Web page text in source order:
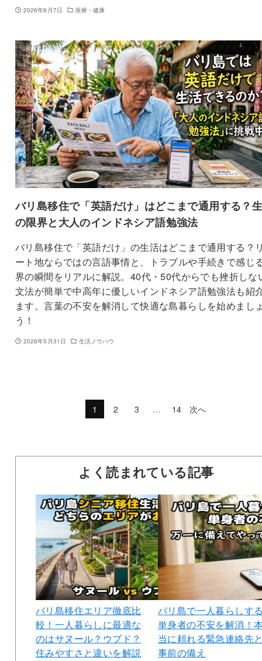
2026年6月7日 医療・健康
バリ島移住で「英語だけ」はどこまで通用する？
の限界と大人のインドネシア語勉強法
バリ島移住で「英語だけ」の生活はどこまで通用する？
ート地ならではの言語事情と、トラブルや手続きで感じ
界の瞬間をリアルに解説。40代・50代からでも挫折しな
文法が簡単で中高年に優しいインドネシア語勉強法も紹
ます。言葉の不安を解消して快適な島暮らしを始めまし
う！
2026年5月31日 生活ノウハウ
1 2 3 … 14 次へ
よく読まれている記事
バリ島移住エリア徹底比
較！一人暮らしに最適な
のはサヌール？ウブド？
住みやすさと違いを解説
バリ島で一人暮らしす
単身者の不安を解消！
当に頼れる緊急連絡先
事前の備え